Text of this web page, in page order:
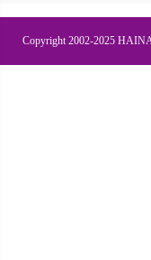
Copyright 2002-2025